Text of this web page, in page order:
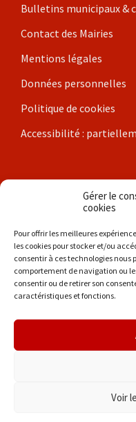
Gérer le
cookies
Pour offrir les meilleures
les cookies pour stocker et/ou
consentir à ces technologies
comportement de navigation ou
consentir ou de retirer son
caractéristiques et fonctions.
Voir
Bulletins municipaux &
Contact des Mairies
Mentions légales
Données personnelles
Politique de cookies
Accessibilité :
Nos communes
Coulonges
Les Hérolles
La Trimouille
Thollet
© 2026 Entre Poitou